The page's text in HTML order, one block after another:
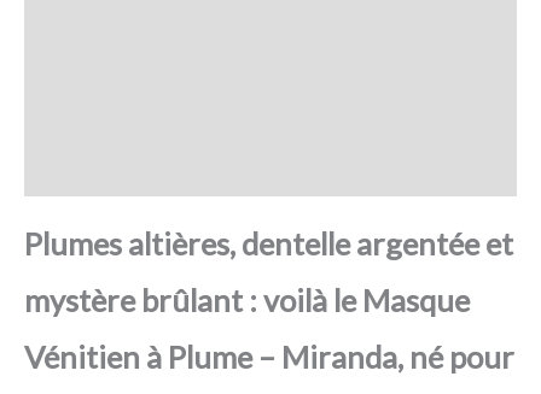
Plumes altières, dentelle argentée et
mystère brûlant : voilà le Masque
Vénitien à Plume – Miranda, né pour